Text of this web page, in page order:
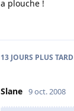
a plouche !
13 JOURS PLUS TARD
Slane 9 oct. 2008